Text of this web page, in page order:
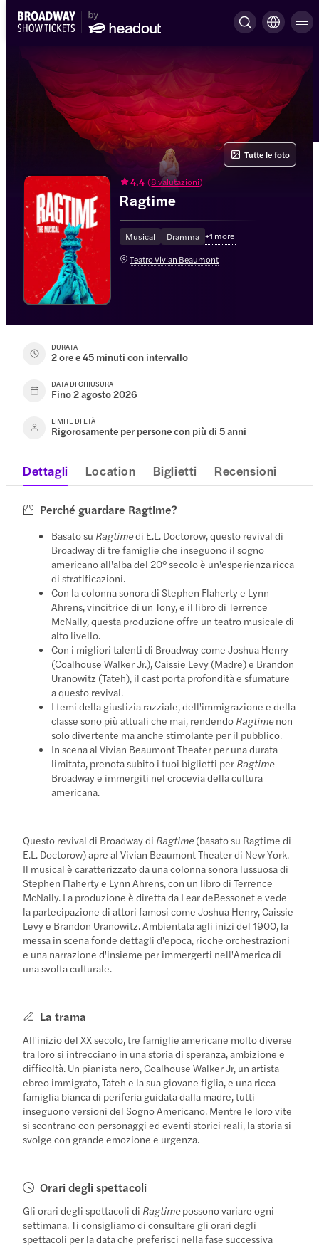
4.4 (8 valutazioni)
Ragtime
Musical Dramma +1 more
Teatro Vivian Beaumont
Tutte le foto
DURATA
2 ore e 45 minuti con intervallo
DATA DI CHIUSURA
Fino 2 agosto 2026
LIMITE DI ETÀ
Rigorosamente per persone con più di 5 anni
Dettagli Location Biglietti Recensioni
Perché guardare Ragtime?
Basato su Ragtimedi E.L. Doctorow, questo revival di
Broadway di tre famiglie che inseguono il sogno
americano all'alba del 20° secolo è un'esperienza ricca
di stratificazioni.
Con la colonna sonora di Stephen Flaherty e Lynn
Ahrens, vincitrice di un Tony, e il libro di Terrence
McNally, questa produzione offre un teatro musicale di
alto livello.
Con i migliori talenti di Broadway come Joshua Henry
(Coalhouse Walker Jr.), Caissie Levy (Madre) e Brandon
Uranowitz (Tateh), il cast porta profondità e sfumature
a questo revival.
I temi della giustizia razziale, dell'immigrazione e della
classe sono più attuali che mai, rendendo Ragtimenon
solo divertente ma anche stimolante per il pubblico.
In scena al Vivian Beaumont Theater per una durata
limitata, prenota subito i tuoi biglietti per Ragtime
Broadway e immergiti nel crocevia della cultura
americana.
Questo revival di Broadway di Ragtime(basato su Ragtime di
E.L. Doctorow) apre al Vivian Beaumont Theater di New York.
Il musical è caratterizzato da una colonna sonora lussuosa di
Stephen Flaherty e Lynn Ahrens, con un libro di Terrence
McNally. La produzione è diretta da Lear deBessonet e vede
la partecipazione di attori famosi come Joshua Henry, Caissie
Levy e Brandon Uranowitz. Ambientata agli inizi del 1900, la
messa in scena fonde dettagli d'epoca, ricche orchestrazioni
e una narrazione d'insieme per immergerti nell'America di
una svolta culturale.
La trama
All'inizio del XX secolo, tre famiglie americane molto diverse
tra loro si intrecciano in una storia di speranza, ambizione e
difficoltà. Un pianista nero, Coalhouse Walker Jr, un artista
ebreo immigrato, Tateh e la sua giovane figlia, e una ricca
famiglia bianca di periferia guidata dalla madre, tutti
inseguono versioni del Sogno Americano. Mentre le loro vite
si scontrano con personaggi ed eventi storici reali, la storia si
svolge con grande emozione e urgenza.
Orari degli spettacoli
Gli orari degli spettacoli di Ragtimepossono variare ogni
settimana. Ti consigliamo di consultare gli orari degli
spettacoli per la data che preferisci nella fase successiva